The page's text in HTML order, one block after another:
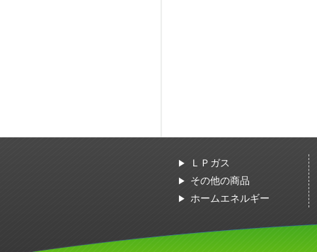
ＬＰガス
その他の商品
ホームエネルギー